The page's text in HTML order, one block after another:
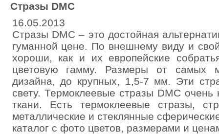
Стразы DMС
16.05.2013
Стразы DMС – это достойная
гуманной цене. По внешнему виду и
хороши, как и их европейские
цветовую гамму. Размеры от самых
дизайна, до крупных, 1,5-7 мм. Эти
свету. Термоклеевые стразы DMC
ткани. Есть термоклеевые стразы,
металлические и стеклянные
каталог с фото цветов, размерами и